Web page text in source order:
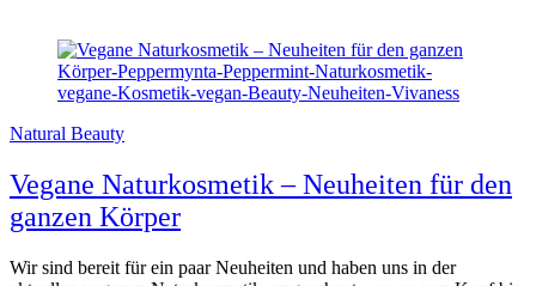
Natural Beauty
Vegane Naturkosmetik – Neuheiten für den
ganzen Körper
Wir sind bereit für ein paar Neuheiten und haben uns in der